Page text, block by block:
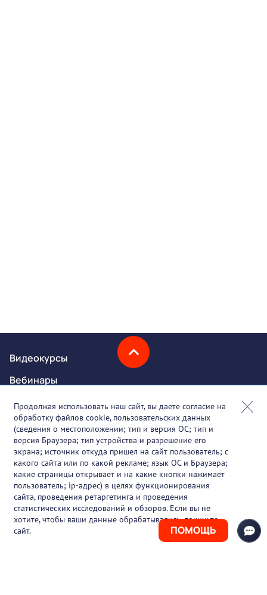
ПОМОЩЬ
Видеокурсы
Вебинары
Онлайн-события
Партнеры
О проекте
Вакансии
Блог
Контакты
Продолжая использовать наш сайт, вы даете согласие на
обработку файлов cookie, пользовательских данных
(сведения о местоположении; тип и версия ОС; тип и
версия Браузера; тип устройства и разрешение его
экрана; источник откуда пришел на сайт пользователь; с
какого сайта или по какой рекламе; язык ОС и Браузера;
какие страницы открывает и на какие кнопки нажимает
пользователь; ip-адрес) в целях функционирования
сайта, проведения ретаргетинга и проведения
статистических исследований и обзоров. Если вы не
хотите, чтобы ваши данные обрабатывались, покиньте
сайт.